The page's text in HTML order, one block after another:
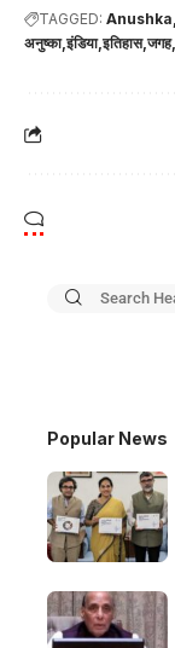
TAGGED: Anushka
अनुष्का इंडिया इतिहास जगह
Popular News